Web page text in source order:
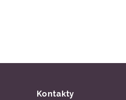
Kontakty